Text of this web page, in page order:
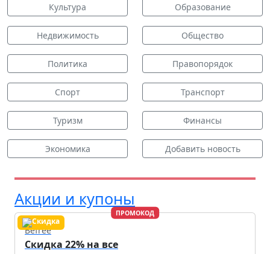
Культура Образование
Недвижимость Общество
Политика Правопорядок
Спорт Транспорт
Туризм Финансы
Экономика Добавить новость
Акции и купоны
ПРОМОКОД
Befree
Скидка 22% на все